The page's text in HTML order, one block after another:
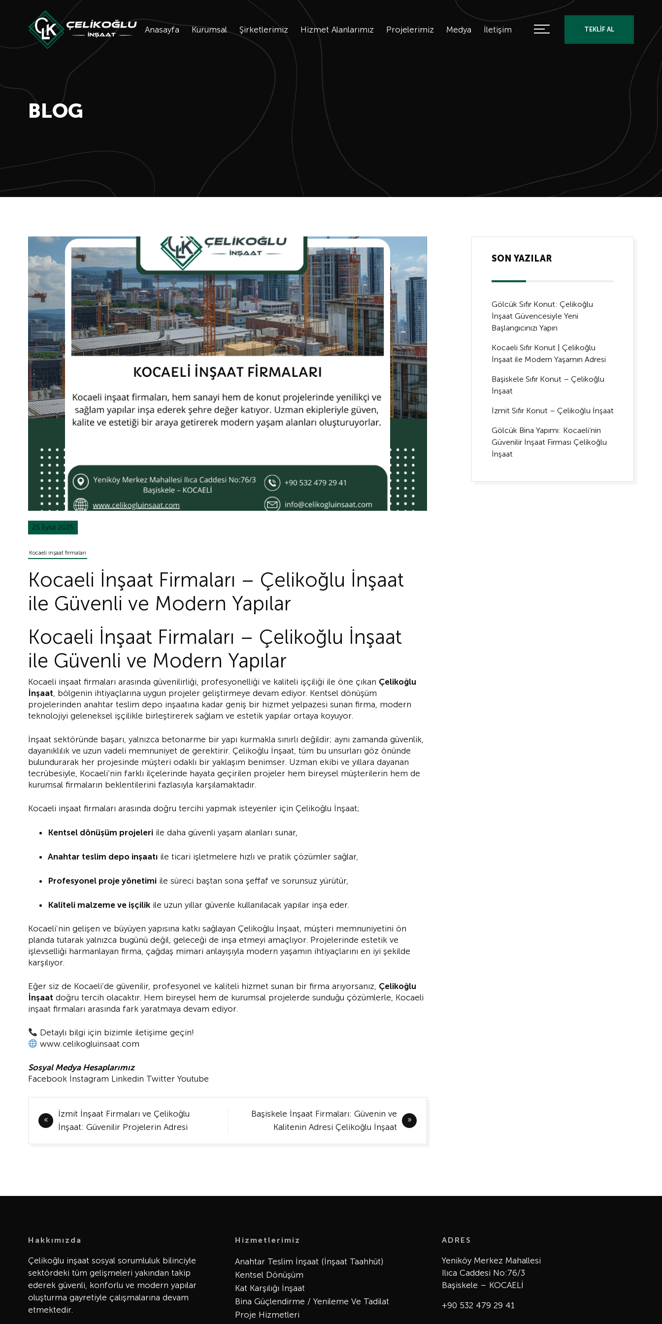
Anasayfa Kurumsal Şirketlerimiz Hizmet Alanlarımız Projelerimiz Medya İletişim TEKLİF AL
BLOG
25 Eylül 2025
Kocaeli inşaat firmaları
Kocaeli İnşaat Firmaları – Çelikoğlu İnşaat
ile Güvenli ve Modern Yapılar
Kocaeli İnşaat Firmaları – Çelikoğlu İnşaat
ile Güvenli ve Modern Yapılar
Kocaeli inşaat firmaları arasında güvenilirliği, profesyonelliği ve kaliteli işçiliği ile öne çıkan Çelikoğlu
İnşaat, bölgenin ihtiyaçlarına uygun projeler geliştirmeye devam ediyor. Kentsel dönüşüm
projelerinden anahtar teslim depo inşaatına kadar geniş bir hizmet yelpazesi sunan firma, modern
teknolojiyi geleneksel işçilikle birleştirerek sağlam ve estetik yapılar ortaya koyuyor.
İnşaat sektöründe başarı, yalnızca betonarme bir yapı kurmakla sınırlı değildir; aynı zamanda güvenlik,
dayanıklılık ve uzun vadeli memnuniyet de gerektirir. Çelikoğlu İnşaat, tüm bu unsurları göz önünde
bulundurarak her projesinde müşteri odaklı bir yaklaşım benimser. Uzman ekibi ve yıllara dayanan
tecrübesiyle, Kocaeli’nin farklı ilçelerinde hayata geçirilen projeler hem bireysel müşterilerin hem de
kurumsal firmaların beklentilerini fazlasıyla karşılamaktadır.
Kocaeli inşaat firmaları arasında doğru tercihi yapmak isteyenler için Çelikoğlu İnşaat;
Kentsel dönüşüm projeleri ile daha güvenli yaşam alanları sunar,
Anahtar teslim depo inşaatı ile ticari işletmelere hızlı ve pratik çözümler sağlar,
Profesyonel proje yönetimi ile süreci baştan sona şeffaf ve sorunsuz yürütür,
Kaliteli malzeme ve işçilik ile uzun yıllar güvenle kullanılacak yapılar inşa eder.
Kocaeli’nin gelişen ve büyüyen yapısına katkı sağlayan Çelikoğlu İnşaat, müşteri memnuniyetini ön
planda tutarak yalnızca bugünü değil, geleceği de inşa etmeyi amaçlıyor. Projelerinde estetik ve
işlevselliği harmanlayan firma, çağdaş mimari anlayışıyla modern yaşamın ihtiyaçlarını en iyi şekilde
karşılıyor.
Eğer siz de Kocaeli’de güvenilir, profesyonel ve kaliteli hizmet sunan bir firma arıyorsanız, Çelikoğlu
İnşaat doğru tercih olacaktır. Hem bireysel hem de kurumsal projelerde sunduğu çözümlerle, Kocaeli
inşaat firmaları arasında fark yaratmaya devam ediyor.
Detaylı bilgi için bizimle iletişime geçin!
www.celikogluinsaat.com
Sosyal Medya Hesaplarımız
Facebook İnstagram Linkedin Twitter Youtube
Yazı
gezinmesi
İzmit İnşaat Firmaları ve Çelikoğlu
İnşaat: Güvenilir Projelerin Adresi
Başiskele İnşaat Firmaları: Güvenin ve
Kalitenin Adresi Çelikoğlu İnşaat
SON YAZILAR
Gölcük Sıfır Konut: Çelikoğlu
İnşaat Güvencesiyle Yeni
Başlangıcınızı Yapın
Kocaeli Sıfır Konut | Çelikoğlu
İnşaat ile Modern Yaşamın Adresi
Başiskele Sıfır Konut – Çelikoğlu
İnşaat
İzmit Sıfır Konut – Çelikoğlu İnşaat
Gölcük Bina Yapımı: Kocaeli’nin
Güvenilir İnşaat Firması Çelikoğlu
İnşaat
Hakkımızda
Çelikoğlu inşaat sosyal sorumluluk bilinciyle
sektördeki tüm gelişmeleri yakından takip
ederek güvenli, konforlu ve modern yapılar
oluşturma gayretiyle çalışmalarına devam
etmektedir.
Hizmetlerimiz
Anahtar Teslim İnşaat (İnşaat Taahhüt)
Kentsel Dönüşüm
Kat Karşılığı İnşaat
Bina Güçlendirme / Yenileme Ve Tadilat
Proje Hizmetleri
ADRES
Yeniköy Merkez Mahallesi
Ilıca Caddesi No:76/3
Başiskele – KOCAELİ
+90 532 479 29 41